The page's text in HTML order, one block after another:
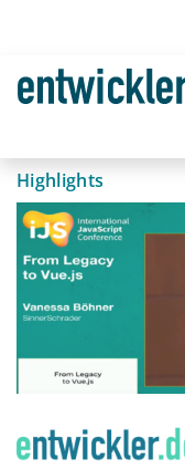
Highlights